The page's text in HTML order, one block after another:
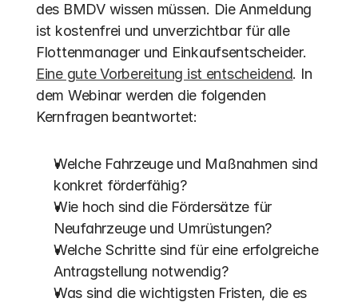
des BMDV wissen müssen. Die Anmeldung
ist kostenfrei und unverzichtbar für alle
Eine gute Vorbereitung ist entscheidend. In
dem Webinar werden die folgenden
Kernfragen beantwortet:
Welche Fahrzeuge und Maßnahmen sind
konkret förderfähig?
Wie hoch sind die Fördersätze für
Neufahrzeuge und Umrüstungen?
Welche Schritte sind für eine erfolgreiche
Antragstellung notwendig?
Was sind die wichtigsten Fristen, die es